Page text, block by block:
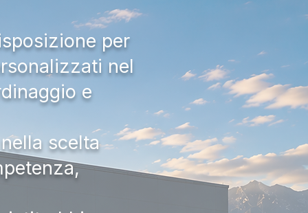
per
nel
e
scelta